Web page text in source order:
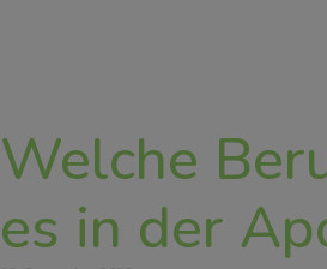
Welche
es in der